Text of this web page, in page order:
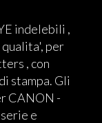
indelebili ,
per
, con
stampa. Gli
CANON -
e